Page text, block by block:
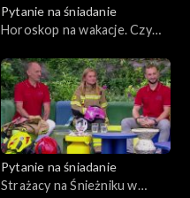
Pytanie na śniadanie
Horoskop na wakacje. Czy
Pytanie na śniadanie
Strażacy na Śnieżniku w